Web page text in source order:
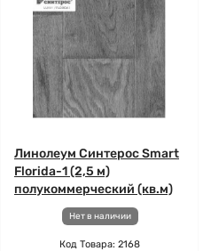
Линолеум Синтерос Smart
Florida-1 (2,5 м)
полукоммерческий (кв.м)
Нет в наличии
Код Товара: 2168